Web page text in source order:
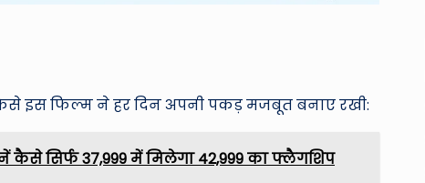
इस फिल्म ने हर दिन अपनी पकड़ मजबूत बनाए रखी:
कैसे सिर्फ ₹37,999 में मिलेगा 42,999 का फ्लैगशिप